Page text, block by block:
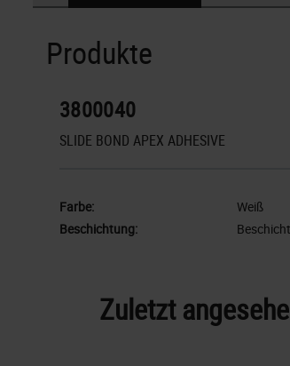
Produkte
3800040
SLIDE BOND APEX ADHESIVE
Farbe: Weiß
Beschichtung:
Zuletzt